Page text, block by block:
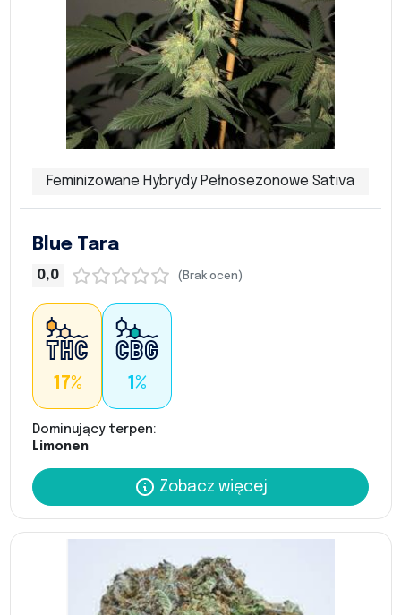
Feminizowane Hybrydy Pełnosezonowe Sativa
Blue Tara
0,0 (Brak ocen)
17% 1%
Dominujący terpen:
Limonen
Zobacz więcej